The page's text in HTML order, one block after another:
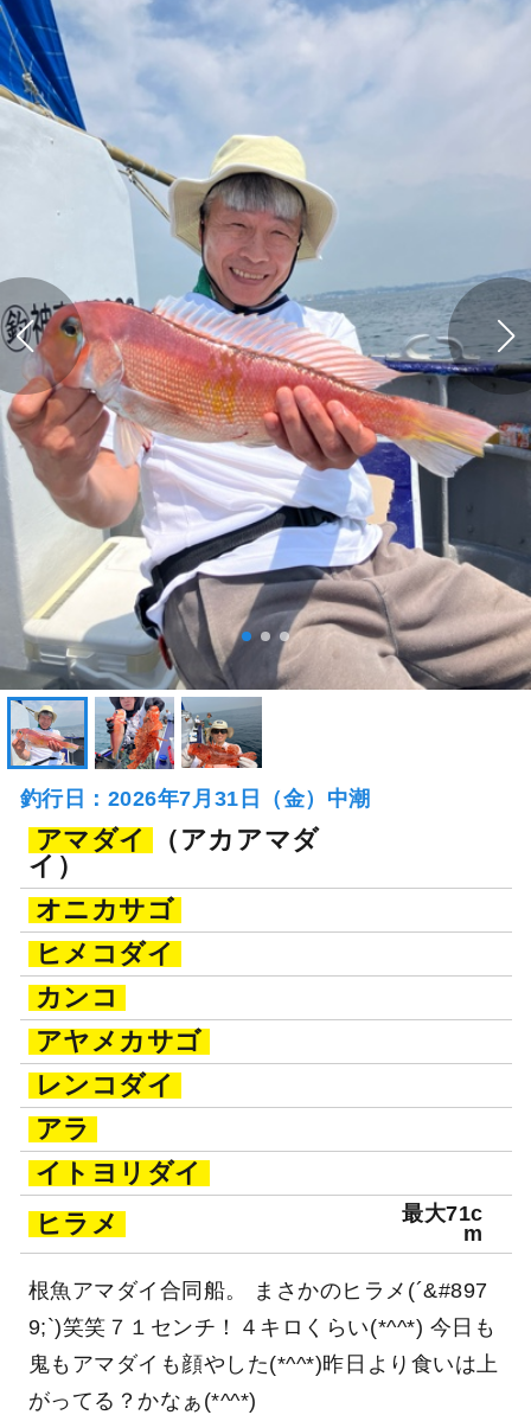
釣行日：2026年7月31日（金）中潮
アマダイ
（アカアマダ
イ）
オニカサゴ
ヒメコダイ
カンコ
アヤメカサゴ
レンコダイ
アラ
イトヨリダイ
ヒラメ
最大71c
m
根魚アマダイ合同船。 まさかのヒラメ(´&#897
9;`)笑笑７１センチ！４キロくらい(*^^*) 今日も
鬼もアマダイも顔やした(*^^*)昨日より食いは上
がってる？かなぁ(*^^*)